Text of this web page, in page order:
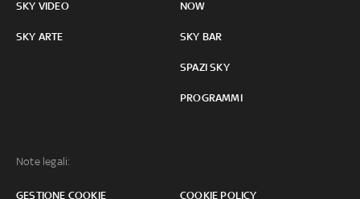
SKY VIDEO
SKY ARTE
NOW
SKY BAR
SPAZI SKY
PROGRAMMI
Note legali:
GESTIONE COOKIE COOKIE POLICY